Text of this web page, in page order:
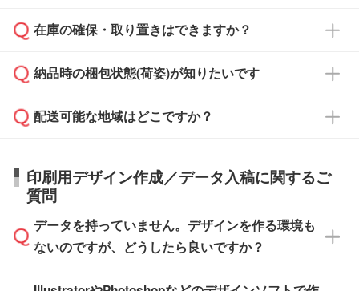
校や幼稚園・保育園であれば、同様の条件でご
ご希望の際は担当スタッフまでお気軽にご相談
ください。
たは注文フォームの『ご注文に関する備考欄』
ご入金確認後、1～2営業日で出荷いたしま
タッフまでお問い合わせください。
ル」に注文予定日をご入力いただくと、おおよ
その締切日や出荷目安をご確認いただけます。
ご希望の納期がある場合は、お問い合わせ・お
い。
応が可能かご案内いたします。
す。>>対象商品はこちら
※最短出荷日は商品によって異なります。各商
品ページにてご確認ください
在庫の確保・取り置きはできますか？
ご入金確認後に在庫を確保し、注文確定のご連
はできかねますので予めご了承ください。
納品時の梱包状態(荷姿)が知りたいです
商品によって異なります。各ページにある商品
す。(白箱、化粧箱、ブリスターパックなど)
【袋入り】 商品がひとつずつ袋に入っていま
す。(透明袋、デザイン袋など)
【個包装なし】 個包装がされていない状態で
※化粧箱から白箱への入れ替えや、オリジナル
配送可能な地域はどこですか？
日本全国へお届けが可能です。なお、海外への
直接納品は行っておりませんので予めご了承く
ださい。
印刷用デザイン作成／データ入稿に関するご
質問
データを持っていません。デザインを作る環境も
ないのですが、どうしたら良いですか？